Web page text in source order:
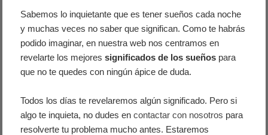
Sabemos lo inquietante que es tener sueños cada noche
y muchas veces no saber que significan. Como te habrás
podido imaginar, en nuestra web nos centramos en
revelarte los mejoressignificados de los sueños para
que no te quedes con ningún ápice de duda.
Todos los días te revelaremos algún significado. Pero si
algo te inquieta, no dudes encontactar con nosotros para
resolverte tu problema mucho antes. Estaremos